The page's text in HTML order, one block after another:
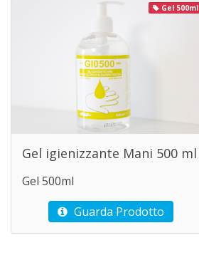
Gel 500ml
Gel igienizzante Mani 500 ml
Gel 500ml
Guarda Prodotto